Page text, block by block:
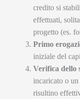
credito si
effettuati,
progetto (es.
Primo
iniziale del
Verifica dello
incaricato o
risultino